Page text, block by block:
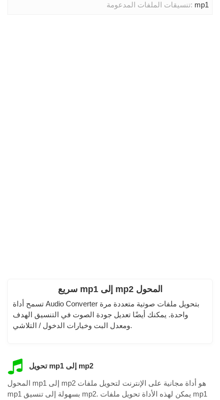
تنسيقات الملفات المدعومة: mp1
سريع mp1 إلى mp2 المحول
تسمح أداة Audio Converter بتحويل ملفات صوتية متعددة مرة
واحدة. يمكنك أيضًا تعديل جودة الصوت في التنسيق الهدف
ومعدل البت وخيارات الدخول / التلاشي.
تحويل mp1 إلى mp2
المحول mp1 إلى mp2 هو أداة مجانية على الإنترنت لتحويل ملفات
mp1 بسهولة إلى تنسيق mp2. يمكن لهذه الأداة تحويل ملفات mp1